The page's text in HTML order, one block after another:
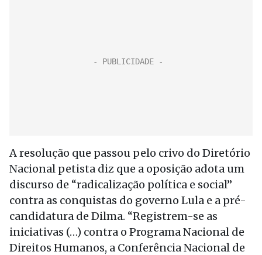
A resolução que passou pelo crivo do Diretório
Nacional petista diz que a oposição adota um
discurso de “radicalização política e social”
contra as conquistas do governo Lula e a pré-
candidatura de Dilma. “Registrem-se as
iniciativas (…) contra o Programa Nacional de
Direitos Humanos, a Conferência Nacional de